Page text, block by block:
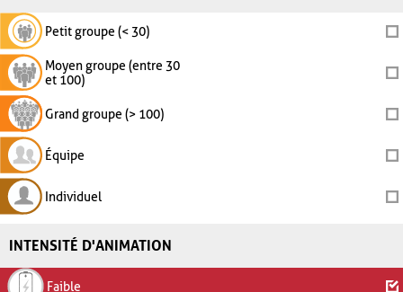
Petit groupe (< 30)
Moyen groupe (entre 30
et 100)
Grand groupe (> 100)
Équipe
Individuel
INTENSITÉ D'ANIMATION
Faible